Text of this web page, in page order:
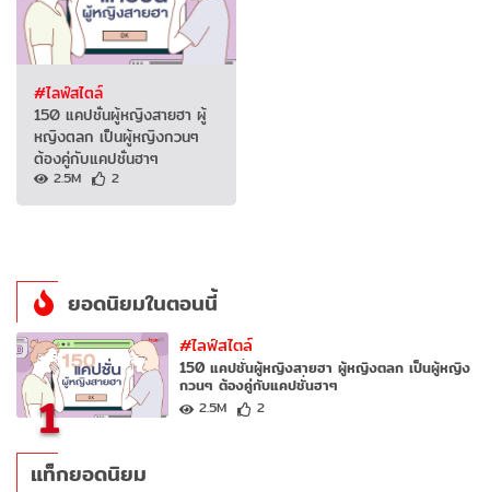
#ไลฟ์สไตล์
150 แคปชั่นผู้หญิงสายฮา ผู้
หญิงตลก เป็นผู้หญิงกวนๆ
ต้องคู่กับแคปชั่นฮาๆ
2.5M 2
ยอดนิยมในตอนนี้
1
#ไลฟ์สไตล์
150 แคปชั่นผู้หญิงสายฮา ผู้หญิงตลก เป็นผู้หญิง
กวนๆ ต้องคู่กับแคปชั่นฮาๆ
2.5M 2
แท็กยอดนิยม